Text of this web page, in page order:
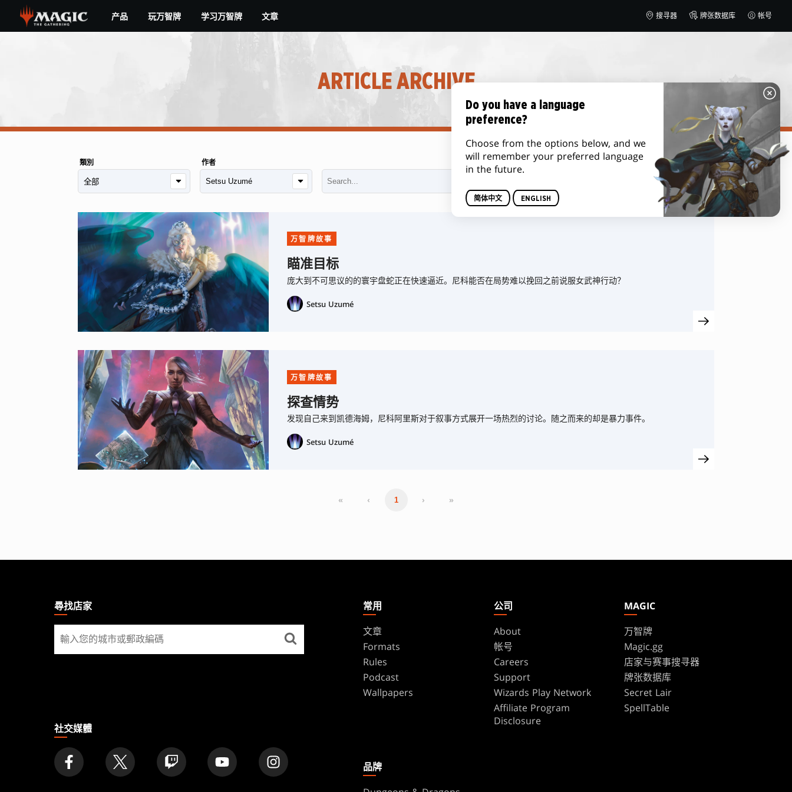
main
产品 玩万智牌 学习万智牌 文章 搜寻器 牌张数据库 帐号
ARTICLE ARCHIVE
類別 作者 排序方式
万智牌故事
瞄准目标
庞大到不可思议的的寰宇盘蛇正在快速逼近。尼科能否在局势难以挽回之前说服女武神行动？
Setsu Uzumé
万智牌故事
探查情势
发现自己来到凯德海姆，尼科阿里斯对于叙事方式展开一场热烈的讨论。随之而来的却是暴力事件。
Setsu Uzumé
« ‹ 1 › »
GATHERING尋找店家
尋
找
社交媒體
常用
文章
Formats
Rules
Podcast
Wallpapers
公司
About
帐号
Careers
Support
Wizards Play Network
Affiliate Program
Disclosure
MAGIC
万智牌
Magic.gg
店家与赛事搜寻器
牌张数据库
Secret Lair
SpellTable
品牌
Do you have a language
preference?
Choose from the options below, and we
will remember your preferred language
in the future.
简体中文 ENGLISH